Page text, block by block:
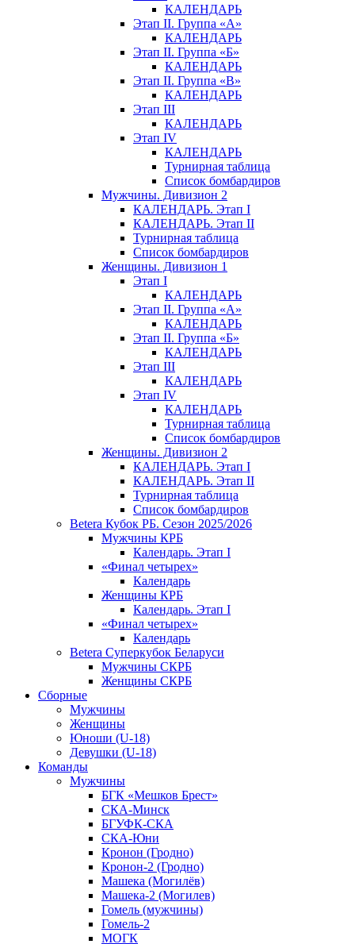
КАЛЕНДАРЬ
Этап II. Группа «А»
КАЛЕНДАРЬ
Этап II. Группа «Б»
КАЛЕНДАРЬ
Этап II. Группа «В»
КАЛЕНДАРЬ
Этап III
КАЛЕНДАРЬ
Этап IV
КАЛЕНДАРЬ
Турнирная таблица
Список бомбардиров
Мужчины. Дивизион 2
КАЛЕНДАРЬ. Этап I
КАЛЕНДАРЬ. Этап II
Турнирная таблица
Список бомбардиров
Женщины. Дивизион 1
Этап I
КАЛЕНДАРЬ
Этап II. Группа «А»
КАЛЕНДАРЬ
Этап II. Группа «Б»
КАЛЕНДАРЬ
Этап III
КАЛЕНДАРЬ
Этап IV
КАЛЕНДАРЬ
Турнирная таблица
Список бомбардиров
Женщины. Дивизион 2
КАЛЕНДАРЬ. Этап I
КАЛЕНДАРЬ. Этап II
Турнирная таблица
Список бомбардиров
Betera Кубок РБ. Сезон 2025/2026
Мужчины КРБ
Календарь. Этап I
«Финал четырех»
Календарь
Женщины КРБ
Календарь. Этап I
«Финал четырех»
Календарь
Betera Суперкубок Беларуси
Мужчины СКРБ
Женщины СКРБ
Сборные
Мужчины
Женщины
Юноши (U-18)
Девушки (U-18)
Команды
Мужчины
БГК «Мешков Брест»
СКА-Минск
БГУФК-СКА
СКА-Юни
Кронон (Гродно)
Кронон-2 (Гродно)
Машека (Могилёв)
Машека-2 (Могилев)
Гомель (мужчины)
Гомель-2
МОГК